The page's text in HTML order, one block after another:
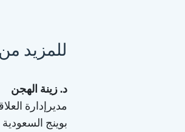
للمزيد
د. زينة الهجن
مديرإدارة
بوينج السعودية